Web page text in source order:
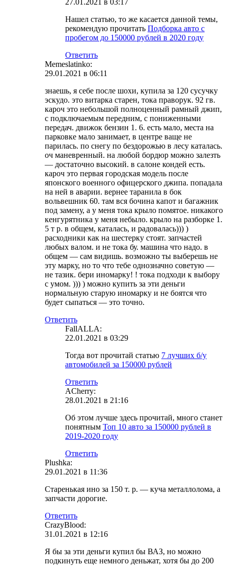
27.01.2021 в 03:17
Нашел статью, то же касается данной темы,
рекомендую прочитать Подборка авто с
пробегом до 150000 рублей в 2020 году
Ответить
Memeslatinko:
29.01.2021 в 06:11
знаешь, я себе после шохи, купила за 120 сусучку
эскудо. это витарка старен, тока праворук. 92 гв.
кароч это небольшой полноценный рамный джип,
с подключаемым передним, с пониженными
передач. движок бензин 1. 6. есть мало, места на
парковке мало занимает, в центре ваще не
парилась. по снегу по бездорожью в лесу каталась.
оч маневренный. на любой бордюр можно залезть
— достаточно высокий. в салоне кондей есть.
кароч это первая городская модель после
японского военного офицерского джипа. попадала
на ней в аварии. вернее таранила в бок
вольвешник 60. там вся бочина капот и багажник
под замену, а у меня тока крыло помятое. никакого
кенгурятника у меня небыло. крыло на разборке 1.
5 т р. в общем, каталась, и радовалась))) )
расходники как на шестерку стоят. запчастей
любых валом. и не тока бу. машина что надо. в
общем — сам видишь. возможно ты выберешь не
эту марку, но то что тебе однозначно советую —
не тазик. бери иномарку! ! тока подходи к выбору
с умом. ))) ) можно купить за эти деньги
нормальную старую иномарку и не боятся что
будет сыпаться — это точно.
Ответить
FallALLA:
22.01.2021 в 03:29
Тогда вот прочитай статью 7 лучших б/у
автомобилей за 150000 рублей
Ответить
ACherry:
28.01.2021 в 21:16
Об этом лучше здесь прочитай, много станет
понятным Топ 10 авто за 150000 рублей в
2019-2020 году
Ответить
Plushka:
29.01.2021 в 11:36
Старенькая ино за 150 т. р. — куча металлолома, а
запчасти дорогие.
Ответить
CrazyBlood:
31.01.2021 в 12:16
Я бы за эти деньги купил бы ВАЗ, но можно
подкинуть еще немного деньжат, хотя бы до 200